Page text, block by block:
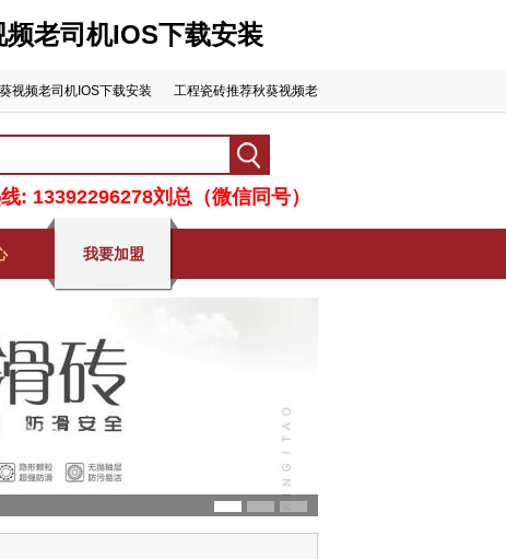
老司机IOS下载安装
视频老司机IOS下载安装 工程瓷砖推荐秋葵视频老
司机IOS下载安装 联系秋葵APP下载 我要加盟
: 13392296278刘总（微信同号）
我要加盟